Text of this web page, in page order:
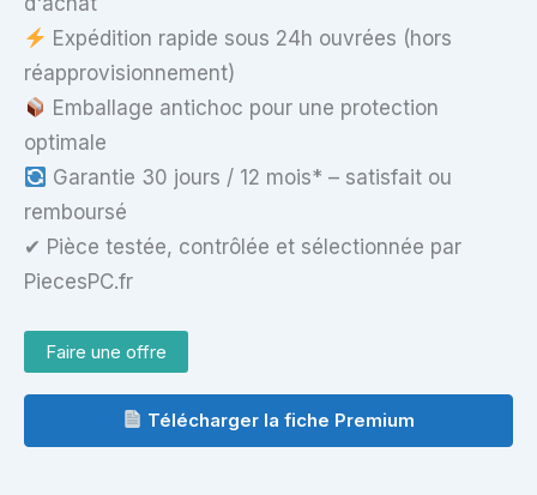
Expédition rapide sous 24h ouvrées (hors
réapprovisionnement)
Emballage antichoc pour une protection
optimale
Garantie 30 jours / 12 mois* – satisfait ou
remboursé
✔ Pièce testée, contrôlée et sélectionnée par
PiecesPC.fr
Faire une offre
Télécharger la fiche Premium